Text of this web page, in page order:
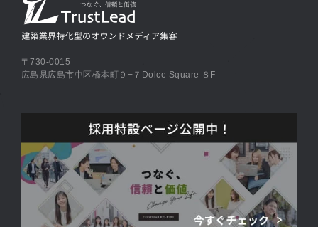
〒730-0015
広島県広島市中区橋本町９−７Dolce Square ８F